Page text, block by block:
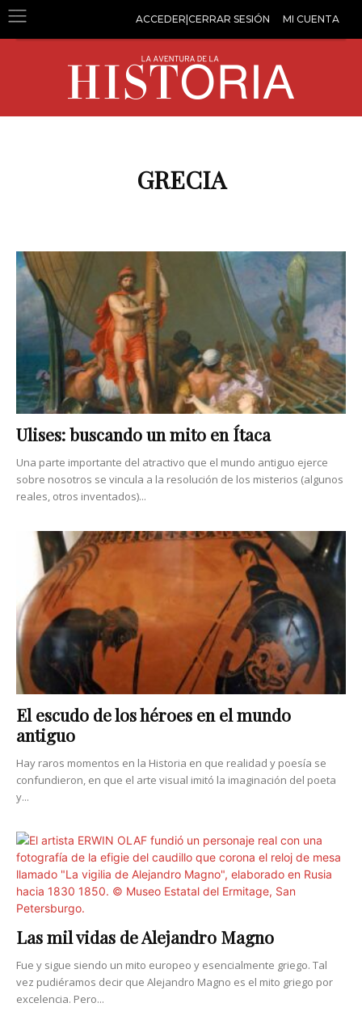
ACCEDER|CERRAR SESIÓN MI CUENTA
GRECIA
Ulises: buscando un mito en Ítaca
Una parte importante del atractivo que el mundo antiguo ejerce
sobre nosotros se vincula a la resolución de los misterios (algunos
reales, otros inventados)...
El escudo de los héroes en el mundo
antiguo
Hay raros momentos en la Historia en que realidad y poesía se
confundieron, en que el arte visual imitó la imaginación del poeta
y...
Las mil vidas de Alejandro Magno
Fue y sigue siendo un mito europeo y esencialmente griego. Tal
vez pudiéramos decir que Alejandro Magno es el mito griego por
excelencia. Pero...